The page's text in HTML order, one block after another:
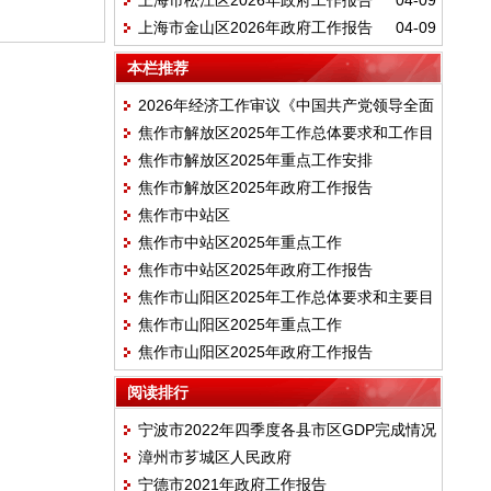
04-09
上海市金山区2026年政府工作报告
本栏推荐
2026年经济工作审议《中国共产党领导全面
依法治国工作条例》
焦作市解放区2025年工作总体要求和工作目
标
焦作市解放区2025年重点工作安排
焦作市解放区2025年政府工作报告
焦作市中站区
焦作市中站区2025年重点工作
焦作市中站区2025年政府工作报告
焦作市山阳区2025年工作总体要求和主要目
标
焦作市山阳区2025年重点工作
焦作市山阳区2025年政府工作报告
阅读排行
宁波市2022年四季度各县市区GDP完成情况
漳州市芗城区人民政府
宁德市2021年政府工作报告